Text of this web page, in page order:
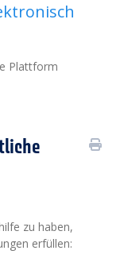
Plattform
zu haben,
erfüllen: